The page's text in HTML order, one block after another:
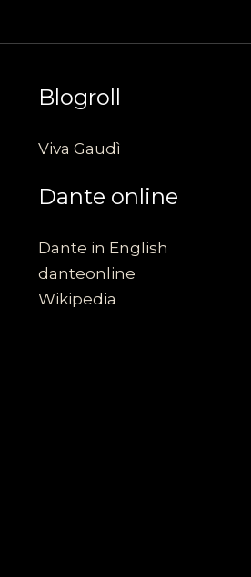
Blogroll
Viva Gaudì
Dante online
Dante in English
danteonline
Wikipedia